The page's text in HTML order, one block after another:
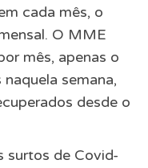
cada mês, o
O MME
mês, apenas o
semana,
desde o
surtos de Covid-